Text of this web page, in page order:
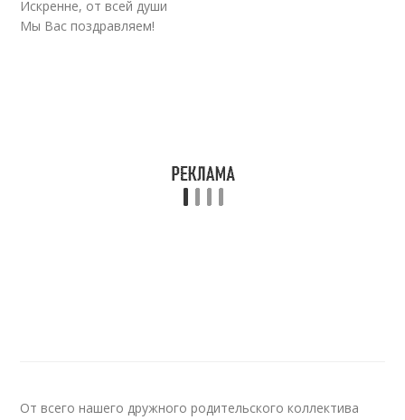
Искренне, от всей души
Мы Вас поздравляем!
От всего нашего дружного родительского коллектива